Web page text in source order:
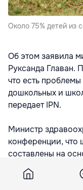
Около 75% детей из
Об этом заявила
Руксанда Главан.
что есть
дошкольных и
передает IPN.
Министр
конференции, что
составлены на
макаронных
сахара. „Нашу